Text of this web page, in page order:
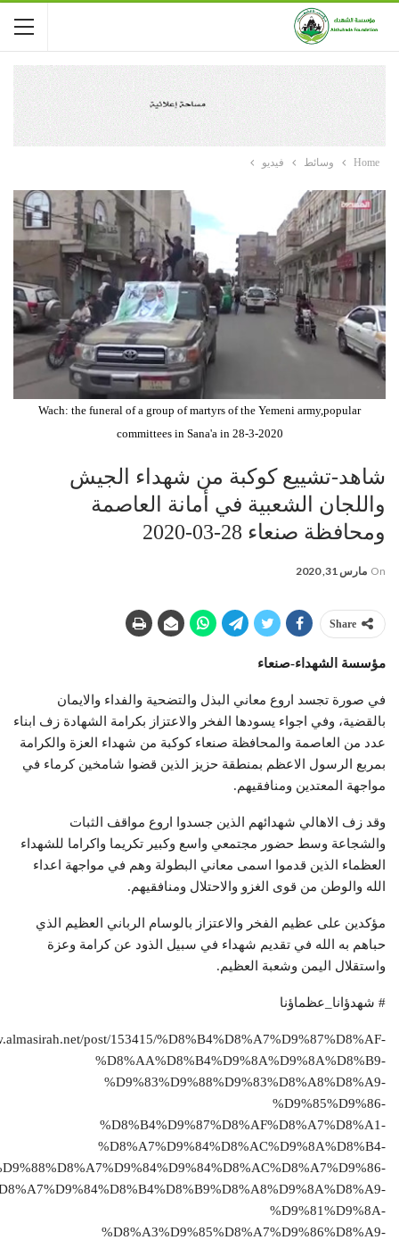
Home وسائط فيديو
Wach: the funeral of a group of martyrs of the Yemeni army,popular
committees in Sana'a in 28-3-2020
شاهد-تشييع كوكبة من شهداء الجيش
واللجان الشعبية في أمانة العاصمة
ومحافظة صنعاء 28-03-2020
On مارس 31, 2020
Share
مؤسسة الشهداء-صنعاء
في صورة تجسد اروع معاني البذل والتضحية والفداء والايمان
بالقضية، وفي اجواء يسودها الفخر والاعتزاز بكرامة الشهادة زف ابناء
عدد من العاصمة والمحافظة صنعاء كوكبة من شهداء العزة والكرامة
بمربع الرسول الاعظم بمنطقة حزيز الذين قضوا شامخين كرماء في
مواجهة المعتدين ومنافقيهم.
وقد زف الاهالي شهدائهم الذين جسدوا اروع مواقف الثبات
والشجاعة وسط حضور مجتمعي واسع وكبير تكريما واكراما للشهداء
العظماء الذين قدموا اسمی معاني البطولة وهم في مواجهة اعداء
الله والوطن من قوى الغزو والاحتلال ومنافقيهم.
مؤكدين على عظيم الفخر والاعتزاز بالوسام الرباني العظيم الذي
حباهم به الله في تقديم شهداء في سبيل الذود عن كرامة وعزة
واستقلال اليمن وشعبة العظيم.
# شهدؤانا_عظماؤنا
post/153415/%D8%B4%D8%A7%D9%87%D8%AF-
%D8%AA%D8%B4%D9%8A%D9%8A%D8%B9-
%D9%83%D9%88%D9%83%D8%A8%D8%A9-
%D9%85%D9%86-
%D8%B4%D9%87%D8%AF%D8%A7%D8%A1-
%D8%A7%D9%84%D8%AC%D9%8A%D8%B4-
%D9%81%D9%8A-
%D8%A3%D9%85%D8%A7%D9%86%D8%A9-